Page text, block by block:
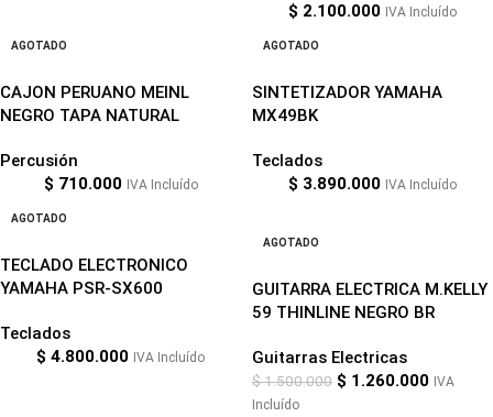
$ 2.100.000 IVA Incluído
AGOTADO
CAJON PERUANO MEINL
NEGRO TAPA NATURAL
Percusión
$ 710.000 IVA Incluído
AGOTADO
SINTETIZADOR YAMAHA
MX49BK
Teclados
$ 3.890.000 IVA Incluído
AGOTADO
TECLADO ELECTRONICO
YAMAHA PSR-SX600
Teclados
$ 4.800.000 IVA Incluído
AGOTADO
GUITARRA ELECTRICA M.KELLY
59 THINLINE NEGRO BR
Guitarras Electricas
$1.500.000 $ 1.260.000 IVA
Incluído